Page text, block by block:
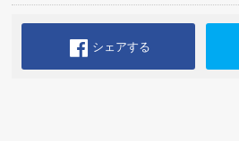
シェアする